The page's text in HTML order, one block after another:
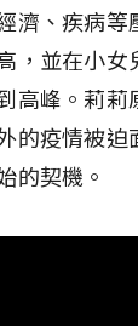
濟、疾病等
，並在小女
高峰。莉莉
的疫情被迫
的契機。